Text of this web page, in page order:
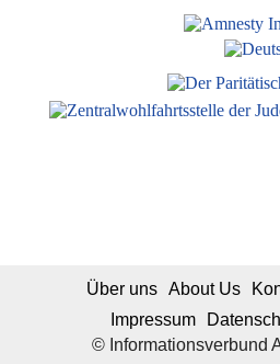
© Informationsverbund
Über uns About Us
Impressum